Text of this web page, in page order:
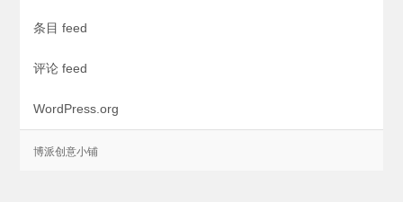
条目 feed
评论 feed
WordPress.org